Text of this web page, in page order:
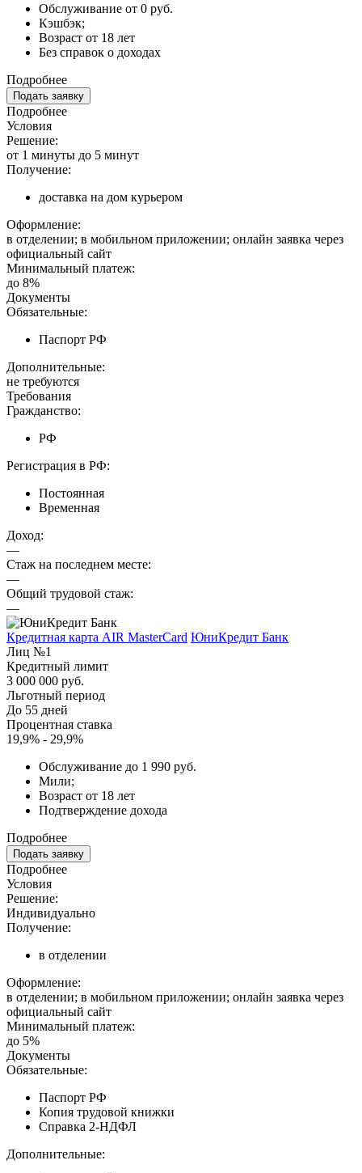
Обслуживание от 0 руб.
Кэшбэк;
Возраст от 18 лет
Без справок о доходах
Подробнее
Подать заявку
Подробнее
Условия
Решение:
от 1 минуты до 5 минут
Получение:
доставка на дом курьером
Оформление:
в отделении; в мобильном приложении; онлайн заявка через
официальный сайт
Минимальный платеж:
до 8%
Документы
Обязательные:
Паспорт РФ
Дополнительные:
не требуются
Требования
Гражданство:
РФ
Регистрация в РФ:
Постоянная
Временная
Доход:
—
Стаж на последнем месте:
—
Общий трудовой стаж:
—
Кредитная карта AIR MasterCard ЮниКредит Банк
Лиц №1
Кредитный лимит
3 000 000 руб.
Льготный период
До 55 дней
Процентная ставка
19,9% - 29,9%
Обслуживание до 1 990 руб.
Мили;
Возраст от 18 лет
Подтверждение дохода
Подробнее
Подать заявку
Подробнее
Условия
Решение:
Индивидуально
Получение:
в отделении
Оформление:
в отделении; в мобильном приложении; онлайн заявка через
официальный сайт
Минимальный платеж:
до 5%
Документы
Обязательные:
Паспорт РФ
Копия трудовой книжки
Справка 2-НДФЛ
Дополнительные: